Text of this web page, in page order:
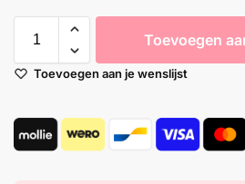
Toevoegen
Toevoegen aan je wenslijst